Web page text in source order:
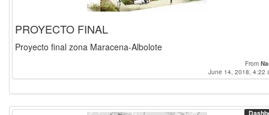
PROYECTO FINAL
Proyecto final zona Maracena-Albolote
From
June 14, 2018, 4:22